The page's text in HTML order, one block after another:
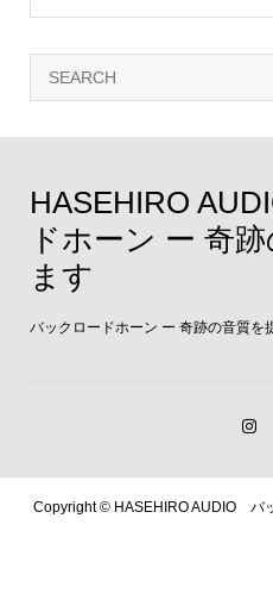
HASEHIRO
ドホーン ー 奇
ます
バックロードホーン ー 奇跡の音質を
Copyright ©HASEHIRO AUDIO バ